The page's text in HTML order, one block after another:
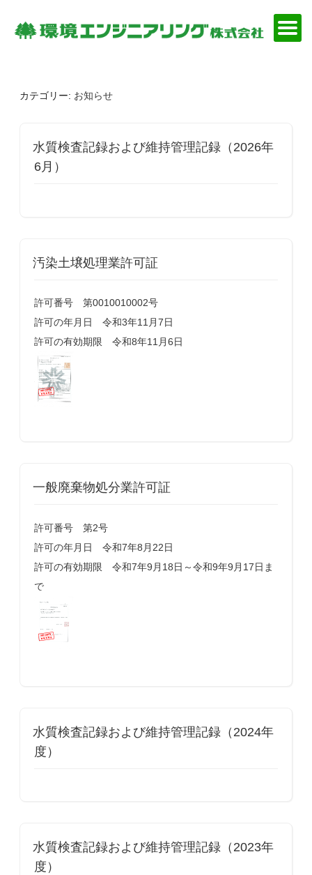
カテゴリー: お知らせ
水質検査記録および維持管理記録（2026年
6月）
汚染土壌処理業許可証
許可番号 第0010010002号
許可の年月日 令和3年11月7日
許可の有効期限 令和8年11月6日
一般廃棄物処分業許可証
許可番号 第2号
許可の年月日 令和7年8月22日
許可の有効期限 令和7年9月18日～令和9年9月17日ま
で
水質検査記録および維持管理記録（2024年
度）
水質検査記録および維持管理記録（2023年
度）